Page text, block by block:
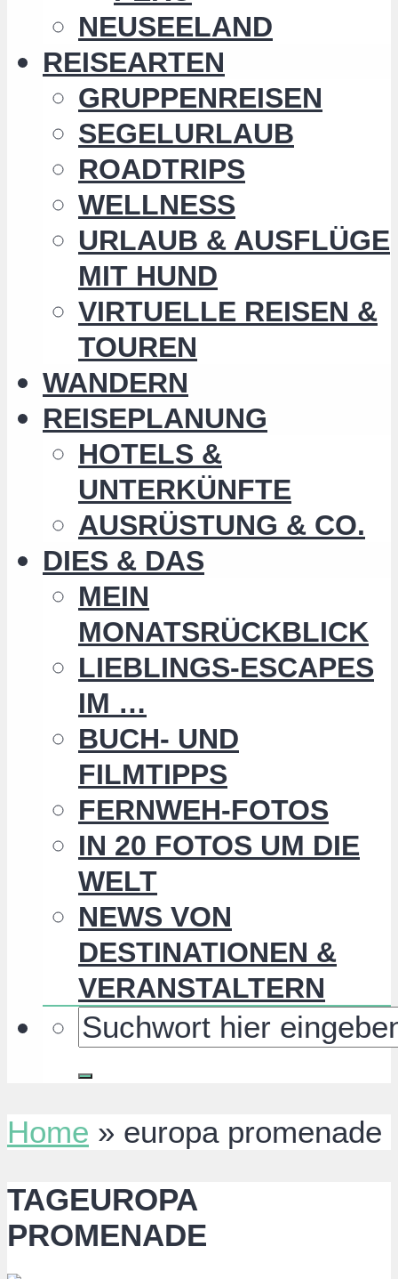
NEUSEELAND
REISEARTEN
GRUPPENREISEN
SEGELURLAUB
ROADTRIPS
WELLNESS
URLAUB & AUSFLÜGE
MIT HUND
VIRTUELLE REISEN &
TOUREN
WANDERN
REISEPLANUNG
HOTELS &
UNTERKÜNFTE
AUSRÜSTUNG & CO.
DIES & DAS
MEIN
MONATSRÜCKBLICK
LIEBLINGS-ESCAPES
IM …
BUCH- UND
FILMTIPPS
FERNWEH-FOTOS
IN 20 FOTOS UM DIE
WELT
NEWS VON
DESTINATIONEN &
VERANSTALTERN
Home » europa promenade
TAGEUROPA
PROMENADE